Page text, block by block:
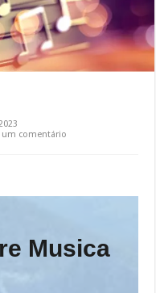
um comentário
Musica